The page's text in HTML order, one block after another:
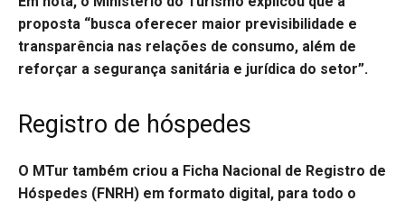
proposta “busca oferecer maior previsibilidade e
transparência nas relações de consumo, além de
reforçar a segurança sanitária e jurídica do setor”.
Registro de hóspedes
O MTur também criou a Ficha Nacional de Registro de
Hóspedes (FNRH) em formato digital, para todo o